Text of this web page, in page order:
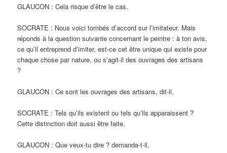
GLAUCON : Cela risque d’être le cas.
SOCRATE : Nous voici tombés d’accord sur l’imitateur. Mais
réponds à la question suivante concernant le peintre : à ton avis,
ce qu’il entreprend d’imiter, est-ce cet être unique qui existe pour
chaque chose par nature, ou s’agit-il des ouvrages des artisans
?
GLAUCON : Ce sont les ouvrages des artisans, dit-il.
SOCRATE : Tels qu’ils existent ou tels qu’ils apparaissent ?
Cette distinction doit aussi être faite.
GLAUCON : Que veux-tu dire ? demanda-t-il.